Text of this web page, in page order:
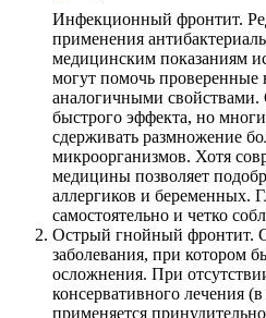
Инфекционный фронтит.
применения
медицинским показаниям
могут помочь проверенные
аналогичными свойствами.
быстрого эффекта, но
сдерживать размножение
микроорганизмов. Хотя
медицины позволяет
аллергиков и беременных.
самостоятельно и четко
Острый гнойный фронтит.
заболевания, при котором
осложнения. При
консервативного лечения
применяется